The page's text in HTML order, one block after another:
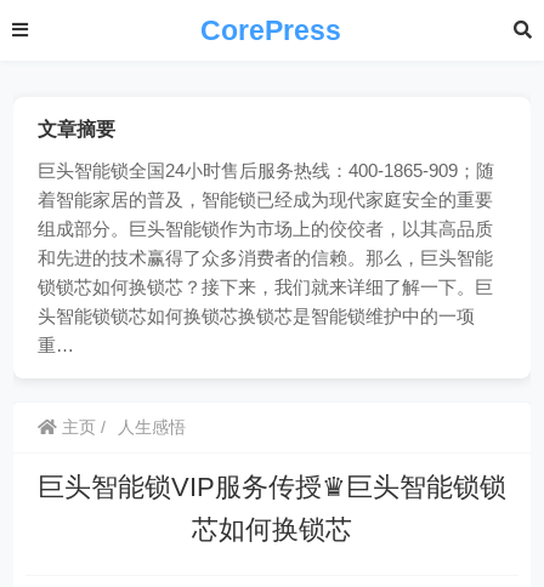
CorePress
文章摘要
巨头智能锁全国24小时售后服务热线：400-1865-909；随
着智能家居的普及，智能锁已经成为现代家庭安全的重要
组成部分。巨头智能锁作为市场上的佼佼者，以其高品质
和先进的技术赢得了众多消费者的信赖。那么，巨头智能
锁锁芯如何换锁芯？接下来，我们就来详细了解一下。巨
头智能锁锁芯如何换锁芯换锁芯是智能锁维护中的一项
重…
主页 人生感悟
巨头智能锁VIP服务传授♛巨头智能锁锁
芯如何换锁芯